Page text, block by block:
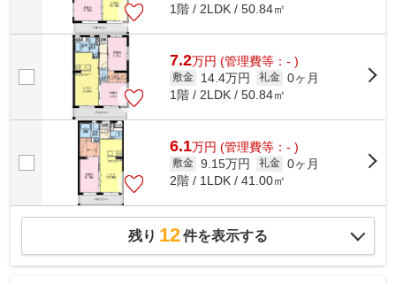
1階 / 2LDK / 50.84㎡
7.2万円 (管理費等：- )
敷金 14.4万円 礼金 0ヶ月
1階 / 2LDK / 50.84㎡
6.1万円 (管理費等：- )
敷金 9.15万円 礼金 0ヶ月
2階 / 1LDK / 41.00㎡
残り 12件を表示する